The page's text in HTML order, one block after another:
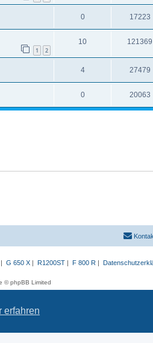
erfahren
0 17223
1 2
10 121369
4 27479
0 20063
| G 650 X| R1200ST| F 800 R |
© phpBB Limited